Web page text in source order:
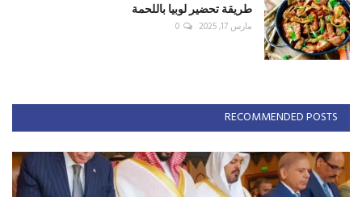
طريقة تحضير لوبيا باللحمة
مارس 17, 2025 0
RECOMMENDED POSTS